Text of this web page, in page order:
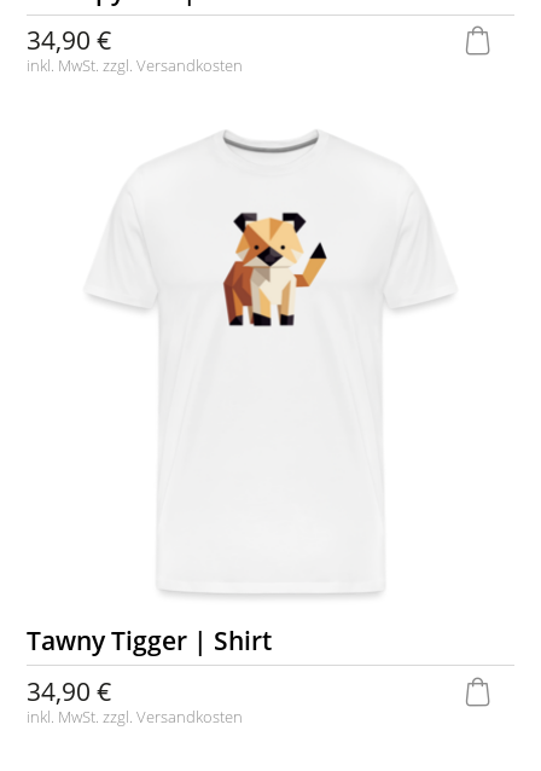
34,90 €
inkl. MwSt. zzgl.Versandkosten
Tawny Tigger | Shirt
34,90 €
inkl. MwSt. zzgl.Versandkosten